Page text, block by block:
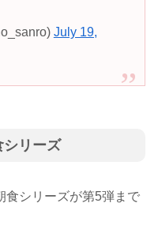
July 19,
シリーズ
食シリーズが第5弾まで